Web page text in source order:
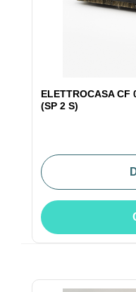
ELETTROCASA CF
(SP 2 S)